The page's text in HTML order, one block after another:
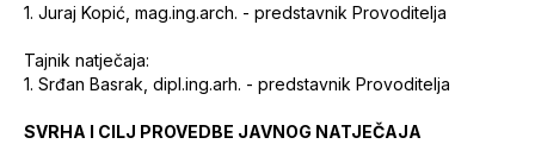
1. Juraj Kopić, mag.ing.arch. - predstavnik Provoditelja
Tajnik natječaja:
1. Srđan Basrak, dipl.ing.arh. - predstavnik Provoditelja
SVRHA I CILJ PROVEDBE JAVNOG NATJEČAJA